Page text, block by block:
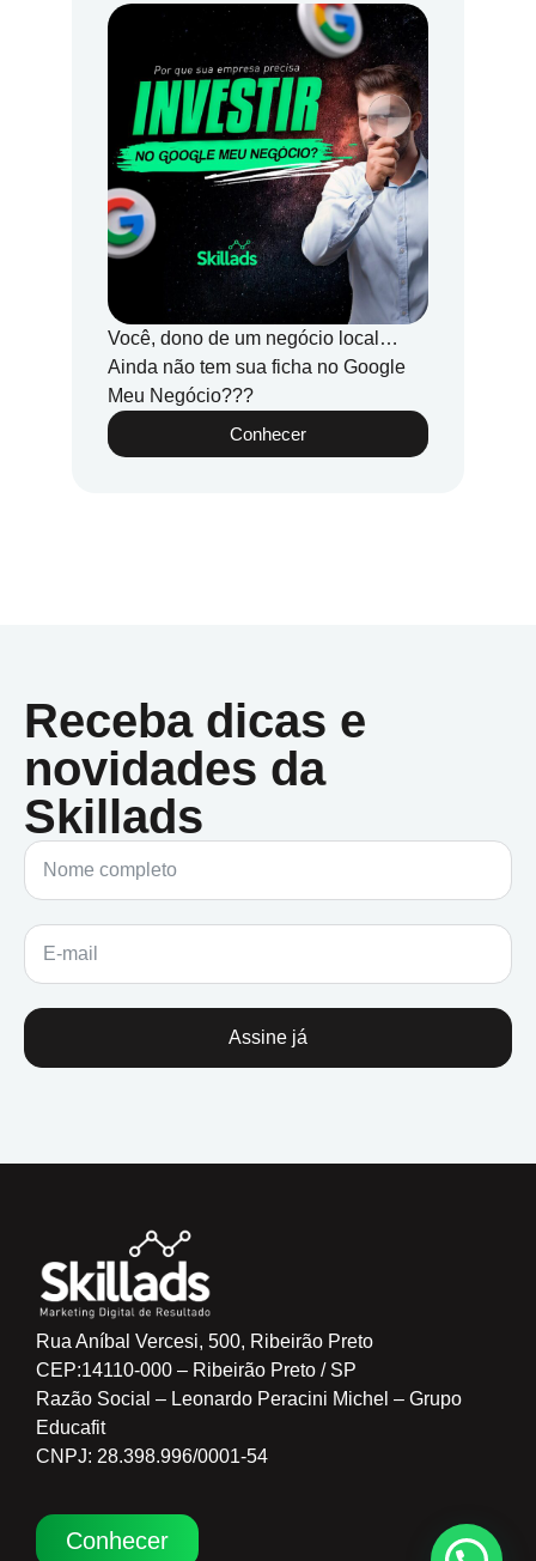
Você, dono de um negócio local…
Ainda não tem sua ficha no Google
Meu Negócio???
Conhecer
Receba dicas e
novidades da
Skillads
Assine já
Rua Aníbal Vercesi, 500, Ribeirão Preto
CEP:14110-000 – Ribeirão Preto / SP
Razão Social – Leonardo Peracini Michel – Grupo
Educafit
CNPJ: 28.398.996/0001-54
Conhecer